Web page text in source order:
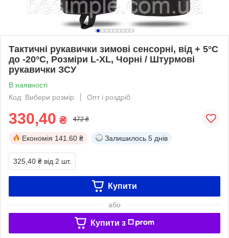
Тактичні рукавички зимові сенсорні, від + 5°C
до -20°C, Розміри L-XL, Чорні / Штурмові
рукавички ЗСУ
В наявності
Код: Вибери розмір
Опт і роздріб
330,40 ₴ 472 ₴
Економія 141.60 ₴ Залишилось 5 днів
325,40 ₴ від 2 шт.
Купити
або
Купити з